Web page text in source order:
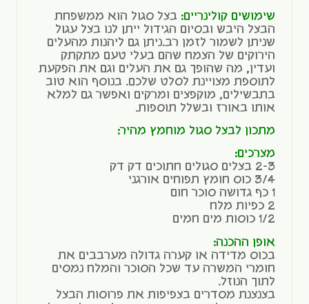
שימושים קולינריים: בצל סגול הוא ממשפחת
הבצל היבש ובסיום הגידול ייתן לנו בצל עגול
שניתן לשמור לזמן רב.ניתן גם ליהנות מהעלים
הירוקים של הצמח שהם בעלי טעם מתקתק
ועדין, מה שהופך גם את העלים וגם את הפקעת
לתוספת מצויינת לסלט שלכם. בנוסף הוא טוב
בתבשילים, מוקפצים ומרקים ואפשר גם למלא
אותו באורז ובשלל תוספות.
מתכון לבצל סגול מוחמץ מהיר:
מצרכים:
2-3 בצלים סגולים חתוכים דק דק
3/4 כוס חומץ תפוחים אורגני
1 כף גדושה סוכר חום
2 כפיות מלח
1/2 כוסות מים חמים
אופן ההכנה:
בכוס מדידה או קערה גדולה מערבבים את
חומרי המשרה עד שכל הסוכר והמלח נמסים
לתוך הנוזל.
בצנצנת מסדרים בצפיפות את פרוסות הבצל